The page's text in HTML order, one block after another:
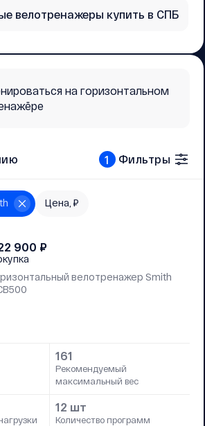
велотренажеры купить в СПБ
на горизонтальном
1 Фильтры
Цена, ₽
900 ₽
велотренажер Smith
161
Рекомендуемый
максимальный вес
12 шт
Количество программ